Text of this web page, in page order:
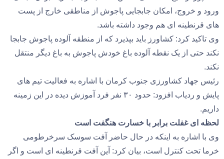
ورود و خروج، امکان جابجایی پاجوش از مناطقی خارج از پست
های قرنطینه ای هم وجود داشته باشد.
وی تاکید کرد: کشاورز باید بپذیرد که از منطقه آلوده پاجوش جابجا
نکند حتی از یک نقطه آلوده باغ خودش پاجوش به باغ دیگر منتقل
نکند.
رئیس جهاد کشاورزی جنوب کرمان با اشاره به فعالیت تیم های
پایش و ردیاب افزود: حدود ۳۰ نفر فرد آموزش دیده در این زمینه
داریم.
لحظه ای غفلت برابر با خسارت هنگفت است
وی با اشاره به اینکه در حال حاضر آفت سوسک سرخرطومی
خرما تحت کنترل است، بیان کرد: آین آفت قرنطینه ای است و اگر